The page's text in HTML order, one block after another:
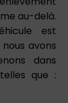
au-delà.
est
avons
dans
que :